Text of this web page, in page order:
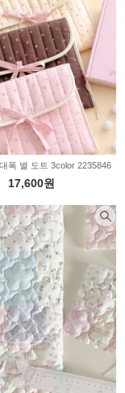
폭 별 도트 3color 2235846
17,600원